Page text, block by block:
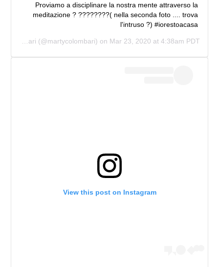
Proviamo a disciplinare la nostra mente attraverso la
meditazione ? ????????( nella seconda foto .... trova
l'intruso ?) #iorestoacasa
Martina Colombari (@martycolombari) on Mar 23, 2020 at 4:38am PDT
View this post on Instagram